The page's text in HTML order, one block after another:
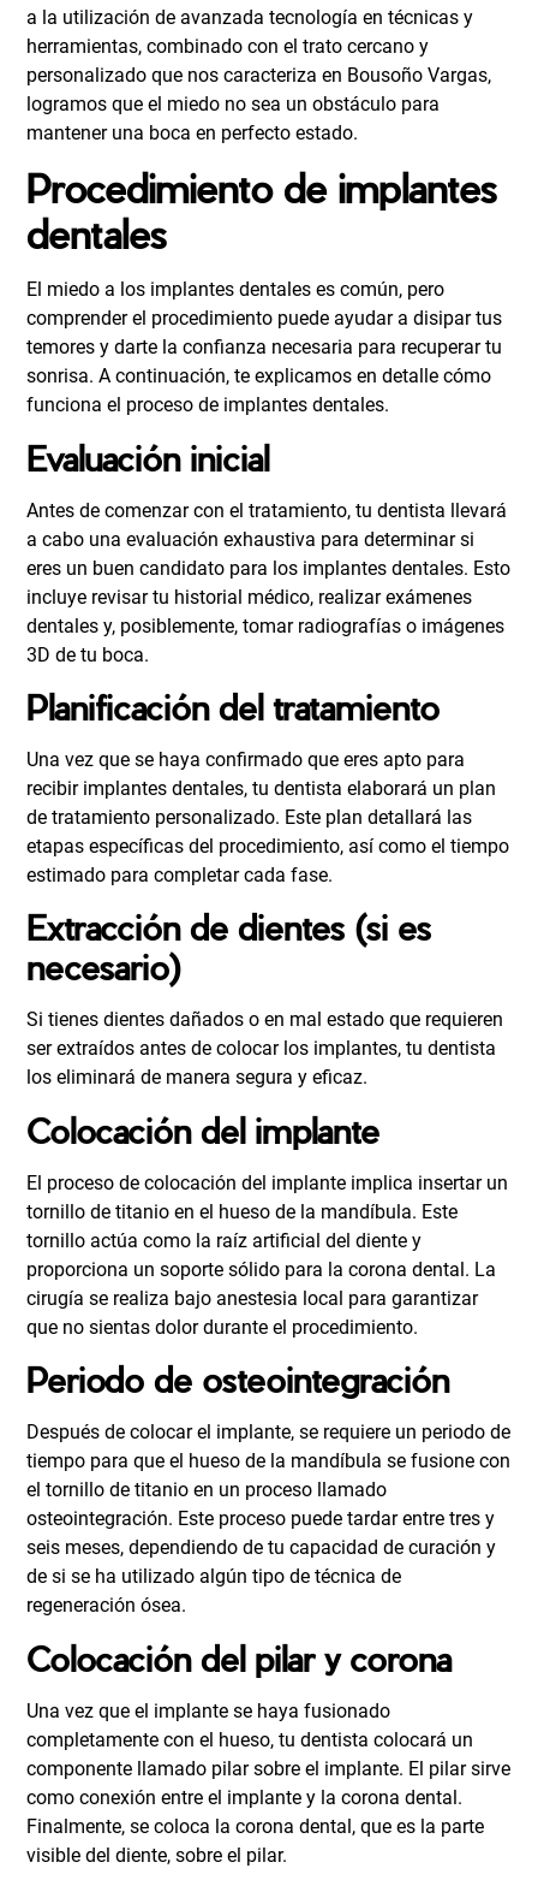
a la utilización de avanzada tecnología en técnicas y
herramientas, combinado con el trato cercano y
personalizado que nos caracteriza en Bousoño Vargas,
logramos que el miedo no sea un obstáculo para
mantener una boca en perfecto estado.
Procedimiento de implantes
dentales
El miedo a los implantes dentales es común, pero
comprender el procedimiento puede ayudar a disipar tus
temores y darte la confianza necesaria para recuperar tu
sonrisa. A continuación, te explicamos en detalle cómo
funciona el proceso de implantes dentales.
Evaluación inicial
Antes de comenzar con el tratamiento, tu dentista llevará
a cabo una evaluación exhaustiva para determinar si
eres un buen candidato para los implantes dentales. Esto
incluye revisar tu historial médico, realizar exámenes
dentales y, posiblemente, tomar radiografías o imágenes
3D de tu boca.
Planificación del tratamiento
Una vez que se haya confirmado que eres apto para
recibir implantes dentales, tu dentista elaborará un plan
de tratamiento personalizado. Este plan detallará las
etapas específicas del procedimiento, así como el tiempo
estimado para completar cada fase.
Extracción de dientes (si es
necesario)
Si tienes dientes dañados o en mal estado que requieren
ser extraídos antes de colocar los implantes, tu dentista
los eliminará de manera segura y eficaz.
Colocación del implante
El proceso de colocación del implante implica insertar un
tornillo de titanio en el hueso de la mandíbula. Este
tornillo actúa como la raíz artificial del diente y
proporciona un soporte sólido para la corona dental. La
cirugía se realiza bajo anestesia local para garantizar
que no sientas dolor durante el procedimiento.
Periodo de osteointegración
Después de colocar el implante, se requiere un periodo de
tiempo para que el hueso de la mandíbula se fusione con
el tornillo de titanio en un proceso llamado
osteointegración. Este proceso puede tardar entre tres y
seis meses, dependiendo de tu capacidad de curación y
de si se ha utilizado algún tipo de técnica de
regeneración ósea.
Colocación del pilar y corona
Una vez que el implante se haya fusionado
completamente con el hueso, tu dentista colocará un
componente llamado pilar sobre el implante. El pilar sirve
como conexión entre el implante y la corona dental.
Finalmente, se coloca la corona dental, que es la parte
visible del diente, sobre el pilar.